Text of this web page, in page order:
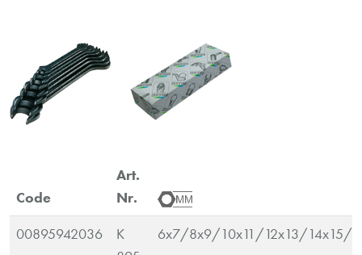
Code
Art.
Nr.
00895942036
K
6x7/8x9/10x11/12x13/14x15/